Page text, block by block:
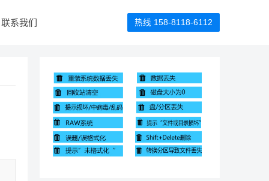
联系我们 热线 158-8118-6112